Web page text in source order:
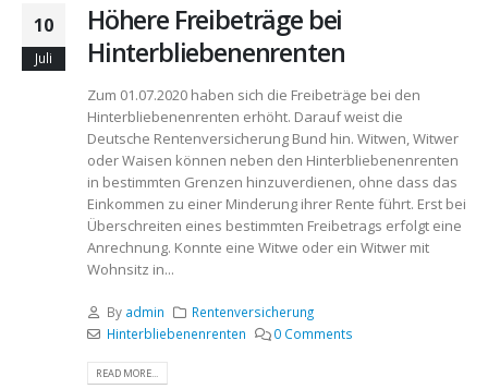
10
Juli
Höhere Freibeträge bei
Hinterbliebenenrenten
Zum 01.07.2020 haben sich die Freibeträge bei den
Hinterbliebenenrenten erhöht. Darauf weist die
Deutsche Rentenversicherung Bund hin. Witwen, Witwer
oder Waisen können neben den Hinterbliebenenrenten
in bestimmten Grenzen hinzuverdienen, ohne dass das
Einkommen zu einer Minderung ihrer Rente führt. Erst bei
Überschreiten eines bestimmten Freibetrags erfolgt eine
Anrechnung. Konnte eine Witwe oder ein Witwer mit
Wohnsitz in...
By admin
Rentenversicherung
Hinterbliebenenrenten
0 Comments
READ MORE...